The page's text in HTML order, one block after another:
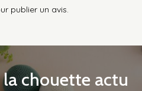
publier un avis.
chouette actu